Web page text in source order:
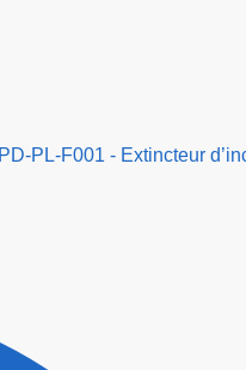
PL-F001 - Extincteur